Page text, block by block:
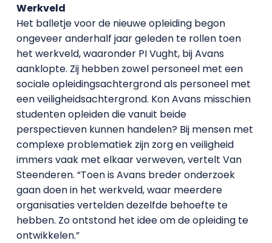
Werkveld
Het balletje voor de nieuwe opleiding begon
ongeveer anderhalf jaar geleden te rollen toen
het werkveld, waaronder PI Vught, bij Avans
aanklopte. Zij hebben zowel personeel met een
sociale opleidingsachtergrond als personeel met
een veiligheidsachtergrond. Kon Avans misschien
studenten opleiden die vanuit beide
perspectieven kunnen handelen? Bij mensen met
complexe problematiek zijn zorg en veiligheid
immers vaak met elkaar verweven, vertelt Van
Steenderen. “Toen is Avans breder onderzoek
gaan doen in het werkveld, waar meerdere
organisaties vertelden dezelfde behoefte te
hebben. Zo ontstond het idee om de opleiding te
ontwikkelen.”